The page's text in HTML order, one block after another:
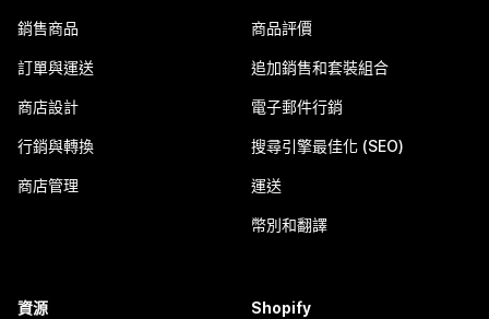
銷售商品
訂單與運送
商店設計
行銷與轉換
商店管理
商品評價
追加銷售和套裝組合
電子郵件行銷
搜尋引擎最佳化 (SEO)
運送
幣別和翻譯
資源 Shopify